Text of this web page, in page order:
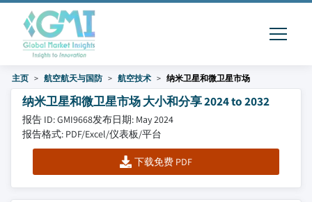
主页 航空航天与国防 航空技术 纳米卫星和微卫星市场
纳米卫星和微卫星市场 大小和分享 2024 to 2032
报告 ID: GMI9668发布日期: May 2024
报告格式: PDF/Excel/仪表板/平台
下载免费 PDF